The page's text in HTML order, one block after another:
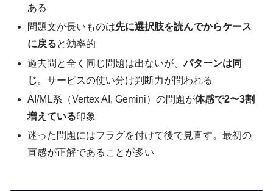
ある
問題文が長いものは先に選択肢を読んでからケース
に戻ると効率的
過去問と全く同じ問題は出ないが、パターンは同
じ。サービスの使い分け判断力が問われる
AI/ML系（Vertex AI, Gemini）の問題が体感で2〜3割
増えている印象
迷った問題にはフラグを付けて後で見直す。最初の
直感が正解であることが多い